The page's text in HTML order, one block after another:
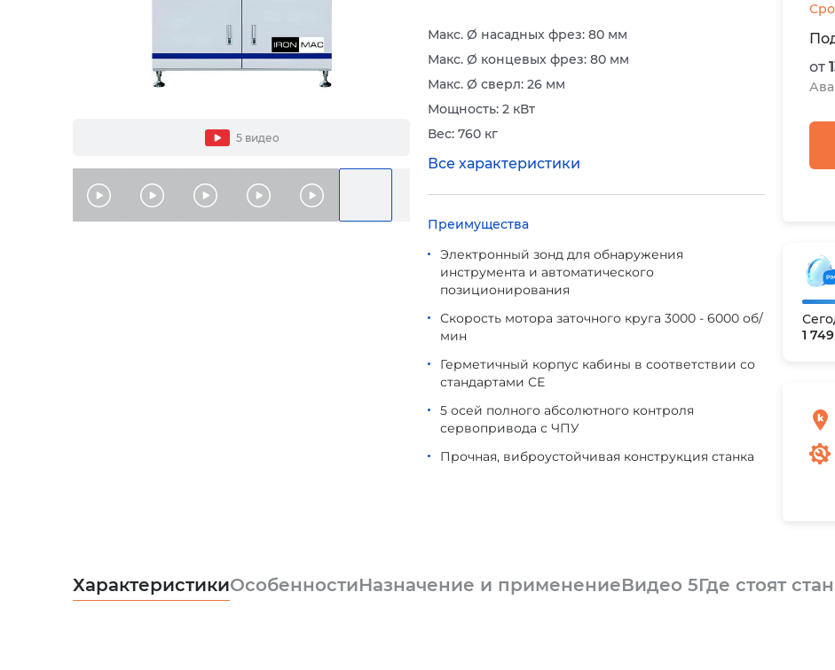
5 видео
от
1
Макс. Ø насадных фрез: 80 мм
Макс. Ø концевых фрез: 80 мм
Макс. Ø сверл: 26 мм
Мощность: 2 кВт
Вес: 760 кг
Все характеристики
Преимущества
Электронный зонд для обнаружения
инструмента и автоматического
позиционирования
Скорость мотора заточного круга 3000 - 6000 об/
мин
Герметичный корпус кабины в соответствии со
стандартами СЕ
5 осей полного абсолютного контроля
сервопривода с ЧПУ
Прочная, виброустойчивая конструкция станка
ХарактеристикиОсобенностиНазначение и применениеВидео 5Где стоят